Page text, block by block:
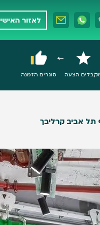
לאזור האישי
הצעה סוגרים הזמנה
תל אביב קרליבך